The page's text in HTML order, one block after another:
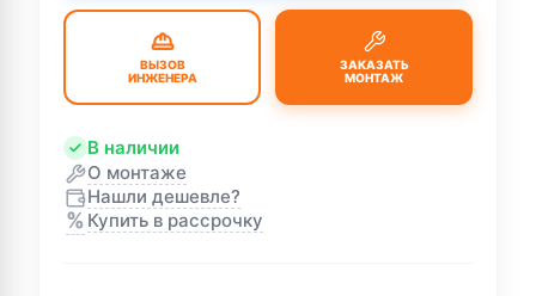
ВЫЗОВ
ИНЖЕНЕРА
ЗАКАЗАТЬ
МОНТАЖ
В наличии
О монтаже
Нашли дешевле?
% Купить в рассрочку